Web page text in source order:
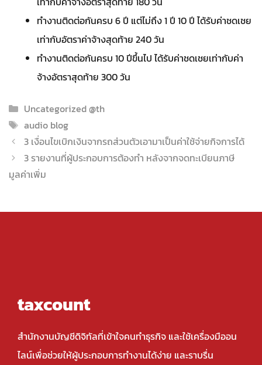
ทำงานติดต่อกันครบ 6 ปี แต่ไม่ถึง 1 ปี 10 ปี ได้รับค่าชดเชย
เท่ากับอัตราค่าจ้างสุดท้าย 240 วัน
ทำงานติดต่อกันครบ 10 ปีขึ้นไป ได้รับค่าชดเชยเท่ากับค่า
จ้างอัตราสุดท้าย 300 วัน
Categories
Uncategorized @th
Tags
audio blog
3 เงื่อนไขเบิกเงินจากรถส่วนตัวเอามาเป็นค่าใช้จ่ายกิจการได้
3 รายงานที่ผู้ประกอบการต้องทำ หลังจากจดทะเบียนภาษี
มูลค่าเพิ่ม
taxcount
สำนักงานบัญชีดิจิทัลที่เข้าใจคนทำธุรกิจ และใช้เครื่องมืออน
ไลน์เพื่อช่วยให้ผู้ประกอบการทำงานได้ง่าย และราบรื่น